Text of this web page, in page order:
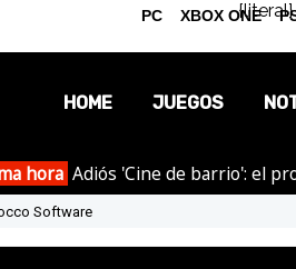
{literal}
HOME JUEGOS
hora Adiós 'Cine de barrio': el
Software
PC XBOX ONE